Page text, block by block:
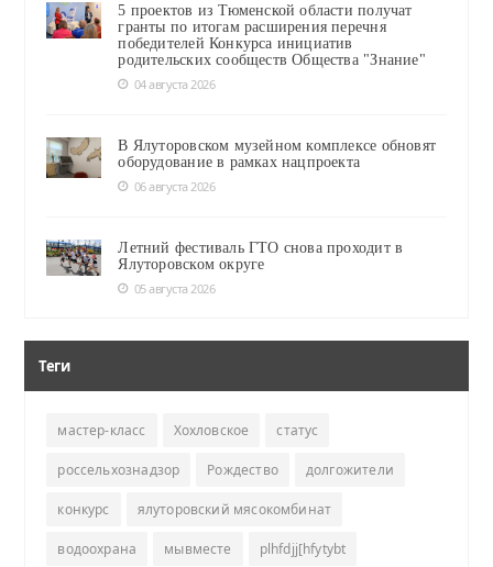
5 проектов из Тюменской области получат
гранты по итогам расширения перечня
победителей Конкурса инициатив
родительских сообществ Общества "Знание"
04 августа 2026
В Ялуторовском музейном комплексе обновят
оборудование в рамках нацпроекта
06 августа 2026
Летний фестиваль ГТО снова проходит в
Ялуторовском округе
05 августа 2026
Теги
мастер-класс Хохловское статус
россельхознадзор Рождество долгожители
конкурс ялуторовский мясокомбинат
водоохрана мывместе plhfdjj[hfytybt